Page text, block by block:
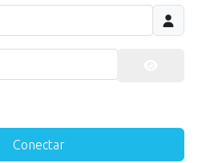
Conectar